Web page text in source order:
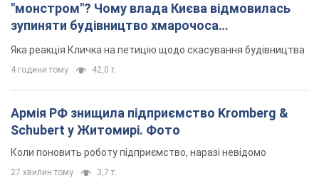
"монстром"? Чому влада Києва відмовилась
зупиняти будівництво хмарочоса
"московського вірянина"
Яка реакція Кличка на петицію щодо скасування будівництва
4 години тому 42,0 т.
Армія РФ знищила підприємство Kromberg &
Schubert у Житомирі. Фото
Коли поновить роботу підприємство, наразі невідомо
27 хвилин тому 3,7 т.